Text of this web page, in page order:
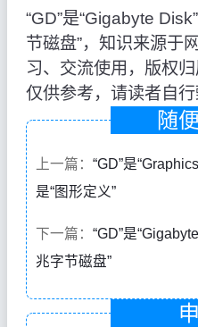
“GD”是“Gigabyte
节磁盘”，知识来源于
习、交流使用，版权
仅供参考，请读者自行
随
上一篇： “GD”是
是“图形定义”
下一篇： “GD”是
兆字节磁盘”